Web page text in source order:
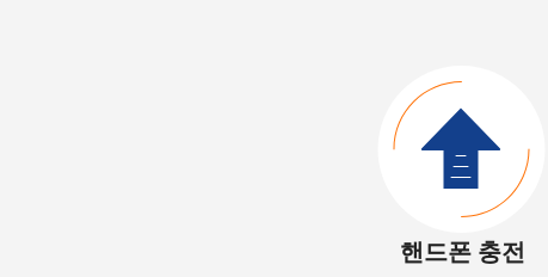
핸드폰 충전